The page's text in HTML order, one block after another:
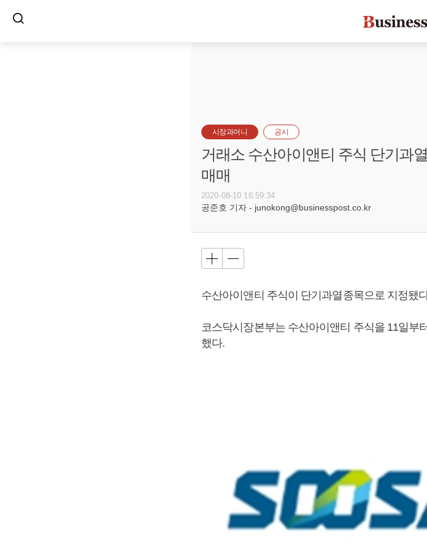
시장과머니 공시
거래소 수산아이앤티 주식 단기과
매매
2020-08-10 16:59:34
공준호 기자 - junokong@businesspost.co.kr
수산아이앤티 주식이 단기과열종목으로 지정됐
코스닥시장본부는 수산아이앤티 주식을 11일부
했다.